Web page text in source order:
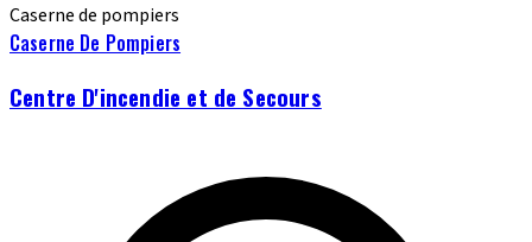
Caserne de pompiers
Caserne De Pompiers
Centre D'incendie et de Secours